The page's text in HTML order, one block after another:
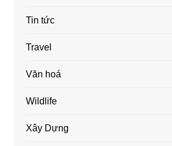
Tin tức
Travel
Văn hoá
Wildlife
Xây Dựng